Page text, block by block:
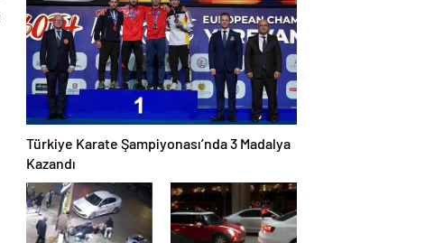
Türkiye Karate Şampiyonası’nda 3 Madalya
Kazandı